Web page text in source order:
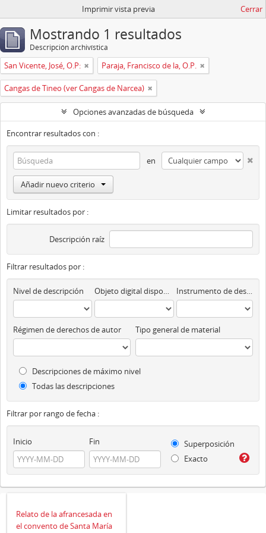
Imprimir vista previa Cerrar
Mostrando 1 resultados
Descripción archivística
San Vicente, José, O.P: Paraja, Francisco de la, O.P.
Cangas de Tineo (ver Cangas de Narcea)
Opciones avanzadas de búsqueda
Encontrar resultados con :
en
Añadir nuevo criterio
Limitar resultados por :
Descripción raíz
Filtrar resultados por :
Nivel de descripción Objeto digital disponibles Instrumento de descripción
Régimen de derechos de autor Tipo general de material
Descripciones de máximo nivel
Todas las descripciones
Filtrar por rango de fecha :
Inicio Fin
Superposición
Exacto
Relato de la afrancesada en
el convento de Santa María